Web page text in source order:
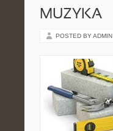
MUZYKA
POSTED BY ADMIN